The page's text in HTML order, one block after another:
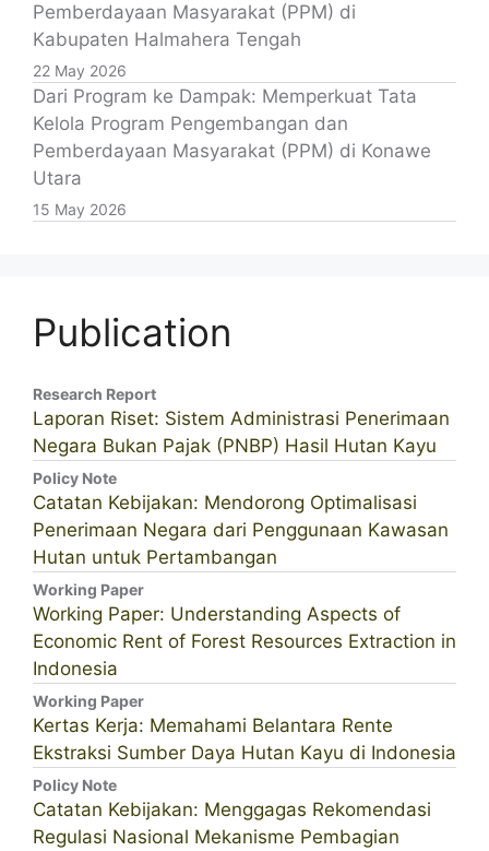
Pemberdayaan Masyarakat (PPM) di
Kabupaten Halmahera Tengah
22 May 2026
Dari Program ke Dampak: Memperkuat Tata
Kelola Program Pengembangan dan
Pemberdayaan Masyarakat (PPM) di Konawe
Utara
15 May 2026
Publication
Research Report
Laporan Riset: Sistem Administrasi Penerimaan
Negara Bukan Pajak (PNBP) Hasil Hutan Kayu
Policy Note
Catatan Kebijakan: Mendorong Optimalisasi
Penerimaan Negara dari Penggunaan Kawasan
Hutan untuk Pertambangan
Working Paper
Working Paper: Understanding Aspects of
Economic Rent of Forest Resources Extraction in
Indonesia
Working Paper
Kertas Kerja: Memahami Belantara Rente
Ekstraksi Sumber Daya Hutan Kayu di Indonesia
Policy Note
Catatan Kebijakan: Menggagas Rekomendasi
Regulasi Nasional Mekanisme Pembagian